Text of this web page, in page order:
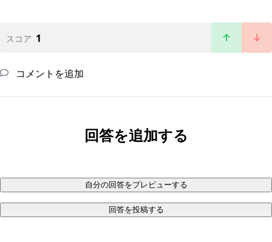
スコア 1
コメントを追加
回答を追加する
自分の回答をプレビューする
回答を投稿する